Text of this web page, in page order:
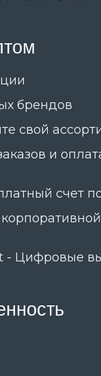
брендов
свой
и
счет
- Цифровые